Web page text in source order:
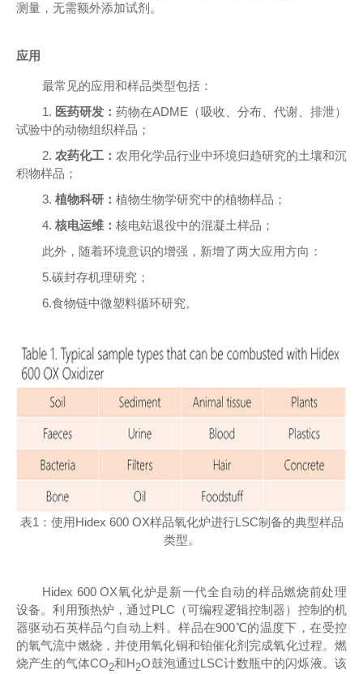
测量，无需额外添加试剂。
应用
最常见的应用和样品类型包括：
1. 医药研发：药物在ADME（吸收、分布、代谢、排泄）
试验中的动物组织样品；
2. 农药化工： 农用化学品行业中环境归趋研究的土壤和沉
积物样品；
3. 植物科研： 植物生物学研究中的植物样品；
4. 核电运维： 核电站退役中的混凝土样品；
此外，随着环境意识的增强，新增了两大应用方向：
5.碳封存机理研究；
6.食物链中微塑料循环研究。
表1：使用Hidex 600 OX样品氧化炉进行LSC制备的典型样品
类型。
Hidex 600 OX氧化炉是新一代全自动的样品燃烧前处理
设备。利用预热炉，通过PLC（可编程逻辑控制器）控制的机
器驱动石英样品勺自动上料。样品在900℃的温度下，在受控
的氧气流中燃烧，并使用氧化铜和铂催化剂完成氧化过程。燃
烧产生的气体CO2和H2O鼓泡通过LSC计数瓶中的闪烁液。该